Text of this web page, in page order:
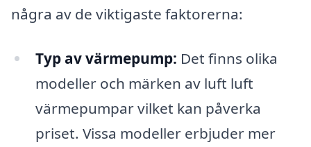
några av de viktigaste faktorerna:
Typ av värmepump: Det finns olika
modeller och märken av luft luft
värmepumpar vilket kan påverka
priset. Vissa modeller erbjuder mer